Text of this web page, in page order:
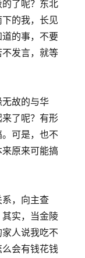
了呢？东北
的我，长见
的事，不要
发言，就等
故的与华
了呢？有形
可是，也不
原来可能搞
，向主查
实，当金陵
人说我吃不
会有钱花钱